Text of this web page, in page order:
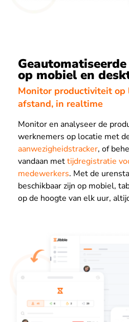
op mobiel en
Monitor productiviteit op
afstand, in realtime
Monitor en analyseer de
werknemers op locatie met
aanwezigheidstracker, of
vandaan mettijdregistratie
medewerkers. Met de
beschikbaar zijn op mobiel,
op de hoogte van elk uur,